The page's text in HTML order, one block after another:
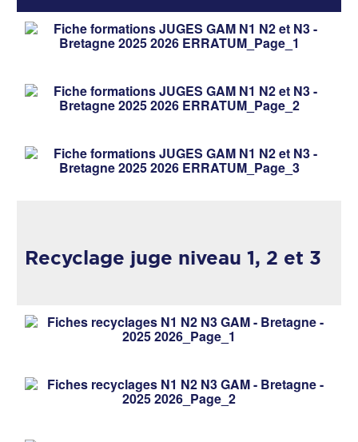
Recyclage juge niveau 1, 2 et 3